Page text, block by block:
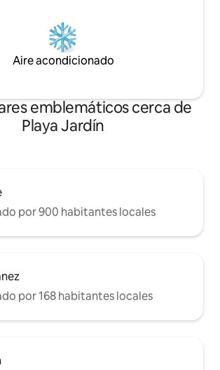
Aire acondicionado
emblemáticos cerca de
Playa Jardín
por 900 habitantes locales
por 168 habitantes locales